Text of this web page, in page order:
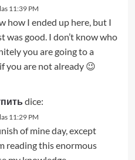
11:39 PM
how I ended up here, but I
was good. I don’t know who
you are going to a
you are not already 😉
dice:
11:29 PM
of mine day, except
reading this enormous